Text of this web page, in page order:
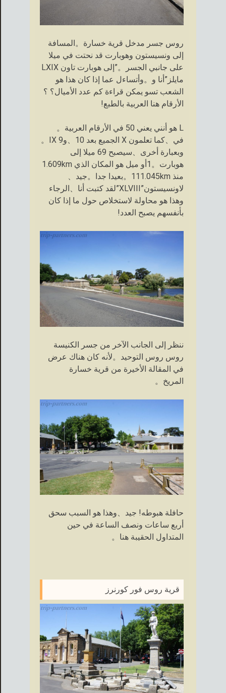
روس جسر مدخل قرية خسارة。المسافة
إلى ونسيستون وهوبارت قد نحتت في ميلا
على جانبي الجسر。”إلى هوبارت تاون LXIX
مايلز”أنا و。وأتساءل عما إذا كان هذا هو
الشعب تسو يمكن قراءة كم عدد الأميال؟ ؟
الأرقام هنا العربية بالطبع!
L هو أنني يعني 50 في الأرقام العربية。
في、كما تعلمون X الجميع بعد 10、وIX 9。
وبعبارة أخرى、سيصبح 69 ميلا إلى
هوبارت。1أو ميل هو المكان الذي 1.609km
منذ 111.045km。بعيدا جدا。جيد、
لاونسيستون”XLVIII”لقد كتبت أنا、الرجاء
وهذا هو محاولة لاستخلاص حول ما إذا كان
بأنفسهم يصبح العدد!
ننظر إلى الجانب الآخر من جسر الكنيسة
روس روس التوحيد。لأنه كان هناك عرض
في المقالة الأخيرة من قرية خسارة
المريخ。
حافلة هبوطه! جيد、وهذا هو السبب سحق
أربع ساعات ونصف الساعة في حين
المتداول الحقيبة هنا。
قرية روس فور كورنرز